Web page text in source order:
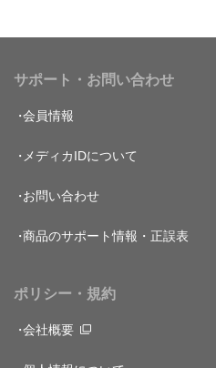
サポート・お問い合わせ
会員情報
メディカIDについて
お問い合わせ
商品のサポート情報・正誤表
ポリシー・規約
会社概要